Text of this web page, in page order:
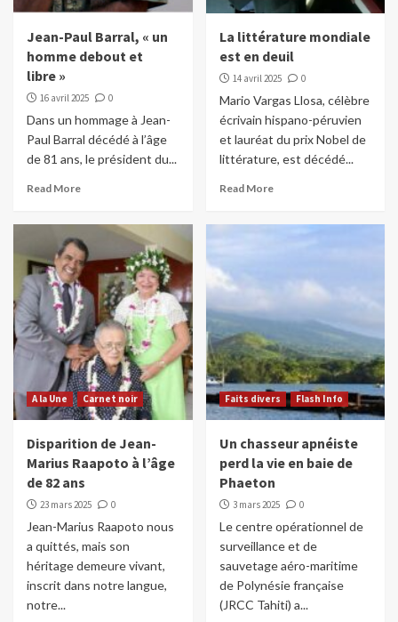
Jean-Paul Barral, « un
homme debout et
libre »
16 avril 2025 0
Dans un hommage à Jean-
Paul Barral décédé à l’âge
de 81 ans, le président du...
Read More
La littérature mondiale
est en deuil
14 avril 2025 0
Mario Vargas Llosa, célèbre
écrivain hispano-péruvien
et lauréat du prix Nobel de
littérature, est décédé...
Read More
A la Une Carnet noir
Disparition de Jean-
Marius Raapoto à l’âge
de 82 ans
23 mars 2025 0
Jean-Marius Raapoto nous
a quittés, mais son
héritage demeure vivant,
inscrit dans notre langue,
notre...
Faits divers Flash Info
Un chasseur apnéiste
perd la vie en baie de
Phaeton
3 mars 2025 0
Le centre opérationnel de
surveillance et de
sauvetage aéro-maritime
de Polynésie française
(JRCC Tahiti) a...